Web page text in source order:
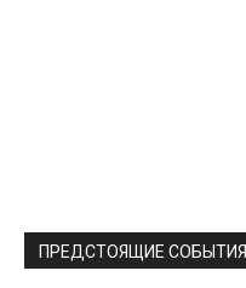
ПРЕДСТОЯЩИЕ СОБЫТИЯ